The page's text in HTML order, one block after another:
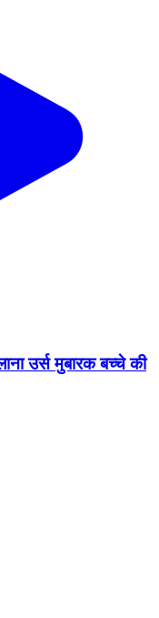
उर्स मुबारक बच्चे की